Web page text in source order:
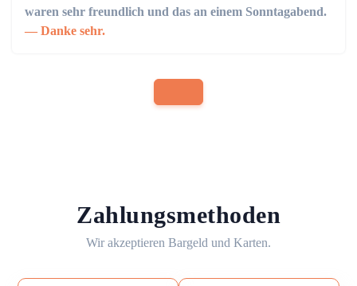
waren sehr freundlich und das an einem Sonntagabend.
Danke sehr.
Zahlungsmethoden
Wir akzeptieren Bargeld und Karten.